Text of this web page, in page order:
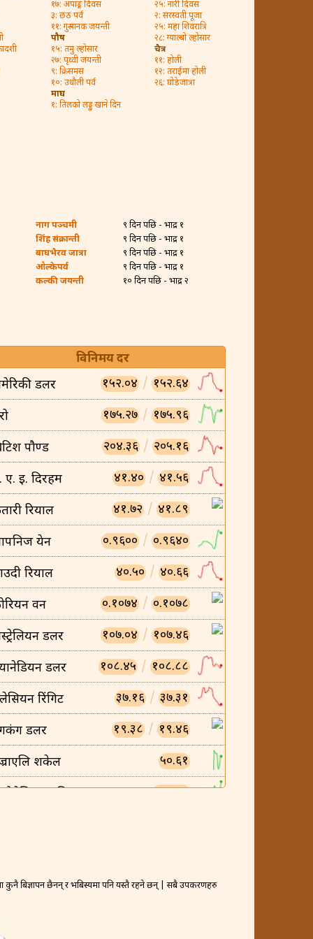
१७: अपाङ्ग दिवस
३: छठ पर्व
११: गुरु नानक जयन्ती
पौष
१५: तमु ल्होसार
२७: पृथ्वी जयन्ती
९: क्रिसमस
१०: उधौली पर्व
माघ
१: तिलको लड्डु खाने दिन
२५: नारी दिवस
२: सरस्वती पूजा
२५: महा शिवरात्रि
२८: ग्याल्बो ल्होसार
चैत्र
११: होली
१२: तराईमा होली
२६: घोडेजात्रा
नाग पञ्चमी
९ दिन पछि - भाद्र १
शिंह संक्रान्ती
९ दिन पछि - भाद्र १
बाघभैरव जात्रा
९ दिन पछि - भाद्र १
ओल्केपर्व
९ दिन पछि - भाद्र १
कल्की जयन्ती
१० दिन पछि - भाद्र २
विनिमय दर
डलर १५२.०४ / १५२.६४
१७५.२७ / १७५.९६
पौण्ड २०४.३६ / २०५.१६
ए. इ. दिरहम ४१.४० / ४१.५६
रियाल ४१.७२ / ४१.८९
येन ०.९६०० / ०.९६४०
रियाल ४०.५० / ४०.६६
वन ०.१०७४ / ०.१०७८
डलर १०७.०४ / १०७.४६
डलर १०८.४५ / १०८.८८
रिंगिट ३७.१६ / ३७.३१
डलर १९.३८ / १९.४६
शकेल ५०.६१
०.००८५
दिनार ४०३.२४ / ४०४.८३
बिज्ञापन छैनन् र भबिस्यमा पनि यस्तै रहने छन् | सबै उपकरणहरु